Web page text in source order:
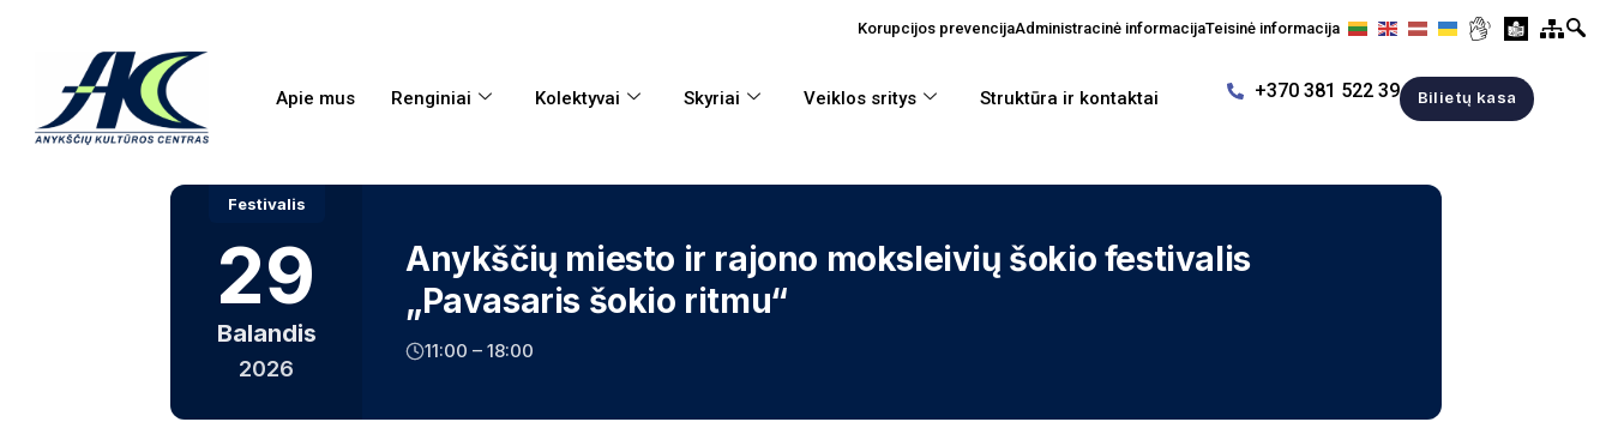
Korupcijos prevencijaAdministracinė informacijaTeisinė informacija
Apie mus Renginiai Kolektyvai Skyriai Veiklos sritys Struktūra ir kontaktai +370 381 522 39 Bilietų kasa
Festivalis
29
Balandis
2026
Anykščių miesto ir rajono moksleivių šokio festivalis
„Pavasaris šokio ritmu“
11:00 – 18:00